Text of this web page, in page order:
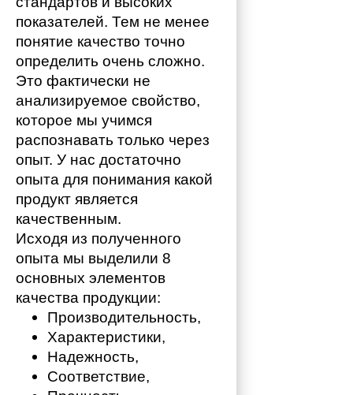
показателей. Тем не менее
понятие качество точно
определить очень сложно.
Это фактически не
анализируемое свойство,
которое мы учимся
распознавать только через
опыт. У нас достаточно
опыта для понимания какой
продукт является
качественным.
Исходя из полученного
опыта мы выделили 8
основных элементов
качества продукции:
Производительность,
Характеристики,
Надежность,
Соответствие,